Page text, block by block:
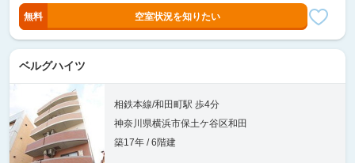
無料 空室状況を知りたい
ベルグハイツ
相鉄本線/和田町駅 歩4分
神奈川県横浜市保土ケ谷区和田
築17年 / 6階建